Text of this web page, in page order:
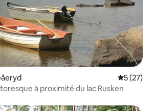
5 (27)
à proximité du lac Rusken